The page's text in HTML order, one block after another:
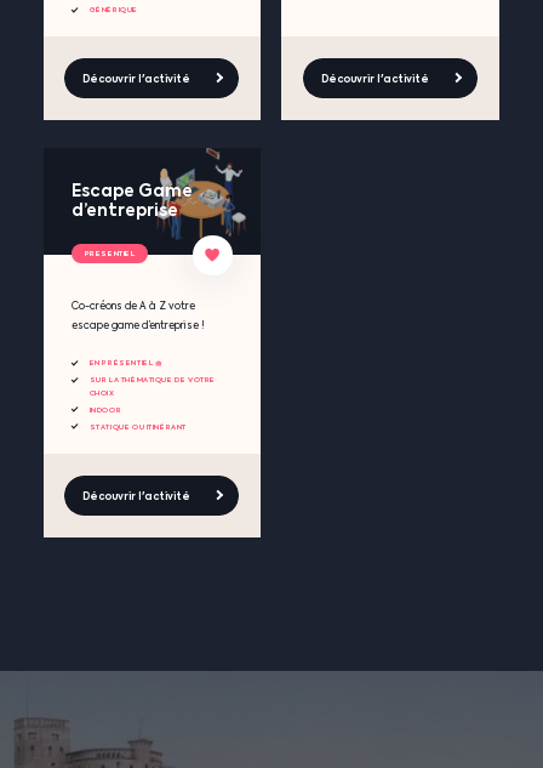
GÉNÉRIQUE
Découvrir l'activité Découvrir l'activité
Escape Game
d’entreprise
Co-créons de A à Z votre
escape game d’entreprise !
EN PRÉSENTIEL 🧺
SUR LA THÉMATIQUE DE VOTRE
CHOIX
INDOOR
STATIQUE OU ITINÉRANT
Découvrir l'activité
PRESENTIEL